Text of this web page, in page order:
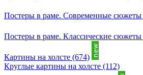
Постеры в раме. Современные сюжеты
Постеры в раме. Классические сюжеты
Картины на холсте (674)
Круглые картины на холсте (112)